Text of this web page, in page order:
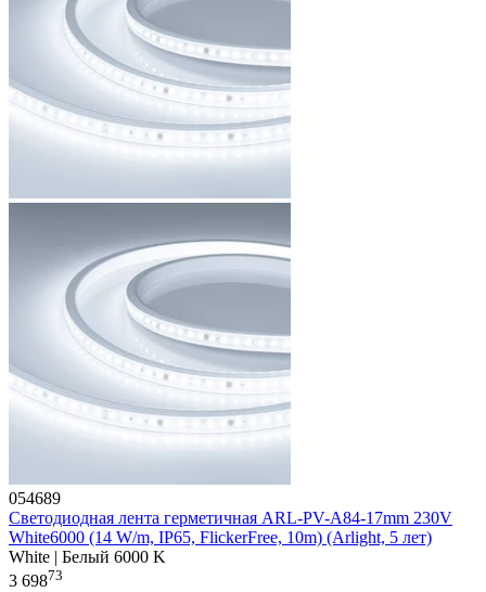
054689
Светодиодная лента герметичная ARL-PV-A84-17mm 230V
White6000 (14 W/m, IP65, FlickerFree, 10m) (Arlight, 5 лет)
White | Белый 6000 K
3 69873